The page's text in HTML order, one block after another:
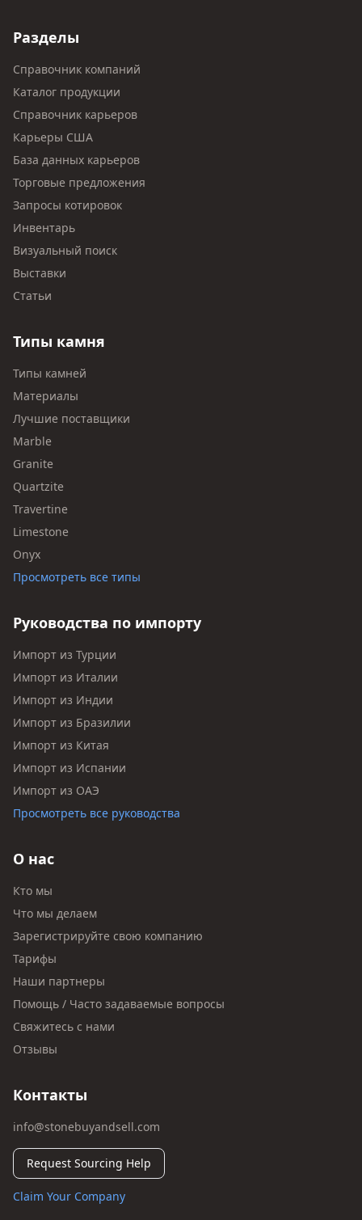
Разделы
Справочник компаний
Каталог продукции
Справочник карьеров
Карьеры США
База данных карьеров
Торговые предложения
Запросы котировок
Инвентарь
Визуальный поиск
Выставки
Статьи
Типы камня
Типы камней
Материалы
Лучшие поставщики
Marble
Granite
Quartzite
Travertine
Limestone
Onyx
Просмотреть все типы
Руководства по импорту
Импорт из Турции
Импорт из Италии
Импорт из Индии
Импорт из Бразилии
Импорт из Китая
Импорт из Испании
Импорт из ОАЭ
Просмотреть все руководства
О нас
Кто мы
Что мы делаем
Зарегистрируйте свою компанию
Тарифы
Наши партнеры
Помощь / Часто задаваемые вопросы
Свяжитесь с нами
Отзывы
Контакты
info@stonebuyandsell.com
Request Sourcing Help
Claim Your Company